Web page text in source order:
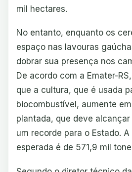
mil hectares.
No entanto, enquanto os
espaço nas lavouras
dobrar sua presença nos
De acordo com a Emater-
que a cultura, que é usada
biocombustível, aumente
plantada, que deve
um recorde para o Estado.
esperada é de 571,9 mil